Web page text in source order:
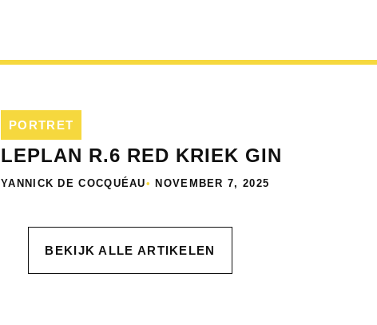
PORTRET
LEPLAN R.6 RED KRIEK GIN
YANNICK DE COCQUÉAU• NOVEMBER 7, 2025
BEKIJK ALLE ARTIKELEN